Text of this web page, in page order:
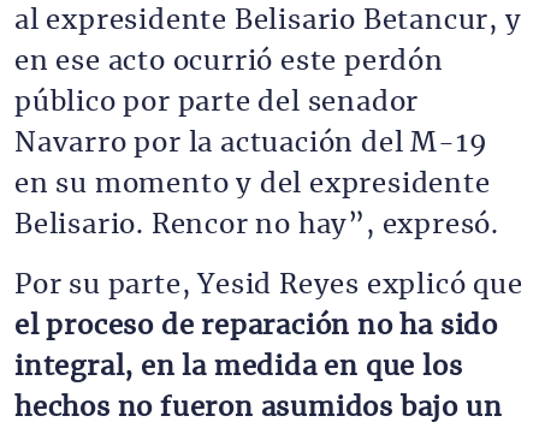
al expresidente Belisario Betancur, y
en ese acto ocurrió este perdón
público por parte del senador
Navarro por la actuación del M-19
en su momento y del expresidente
Belisario. Rencor no hay”, expresó.
Por su parte, Yesid Reyes explicó que
el proceso de reparación no ha sido
integral, en la medida en que los
hechos no fueron asumidos bajo un